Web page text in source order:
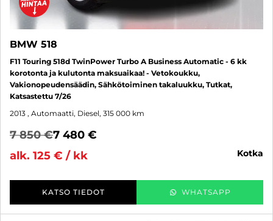
BMW 518
F11 Touring 518d TwinPower Turbo A Business Automatic - 6 kk
korotonta ja kulutonta maksuaikaa! - Vetokoukku,
Vakionopeudensäädin, Sähkötoiminen takaluukku, Tutkat,
Katsastettu 7/26
2013 , Automaatti, Diesel, 315 000 km
7 850 €7 480 €
alk. 125 € / kk
kotka
KATSO TIEDOT WHATSAPP